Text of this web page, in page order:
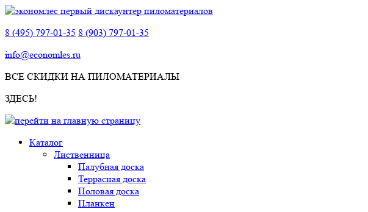
8 (495) 797-01-35 8 (903) 797-01-35
info@economles.ru
ВСЕ СКИДКИ НА ПИЛОМАТЕРИАЛЫ
ЗДЕСЬ!
Каталог
Лиственница
Палубная доска
Террасная доска
Половая доска
Планкен